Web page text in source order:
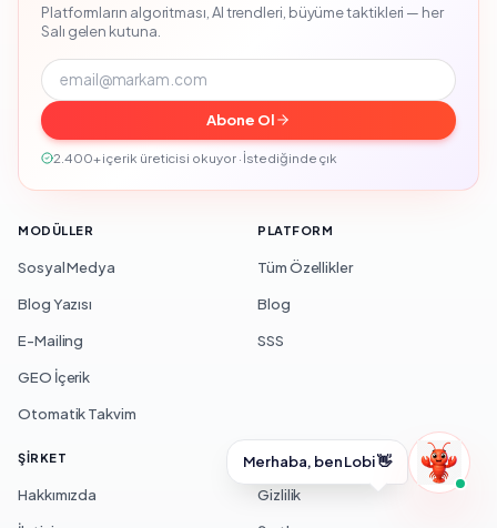
Platformların algoritması, AI trendleri, büyüme taktikleri — her
Salı gelen kutuna.
Abone Ol
2.400+ içerik üreticisi okuyor · İstediğinde çık
MODÜLLER
Sosyal Medya
Blog Yazısı
E-Mailing
GEO İçerik
Otomatik Takvim
PLATFORM
Tüm Özellikler
Blog
SSS
ŞIRKET
Hakkımızda
YASAL
Gizlilik
Merhaba, ben Lobi 👋